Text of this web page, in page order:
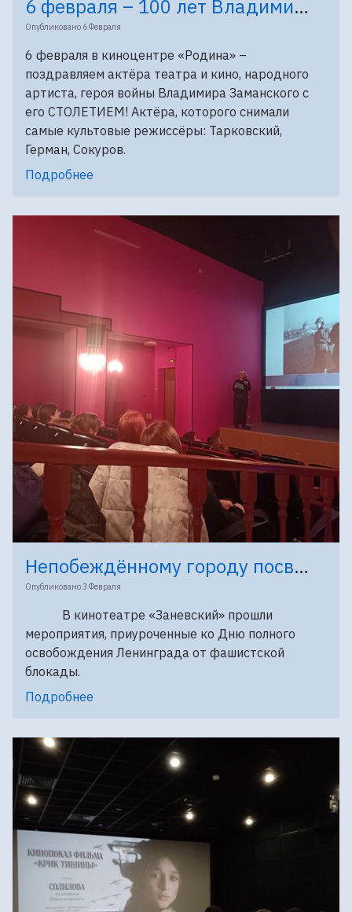
6 февраля – 100 лет Владимиру Заманскому
Опубликовано 6 Февраля
6 февраля в киноцентре «Родина» –
поздравляем актёра театра и кино, народного
артиста, героя войны Владимира Заманского с
его СТОЛЕТИЕМ! Актёра, которого снимали
самые культовые режиссёры: Тарковский,
Герман, Сокуров.
Подробнее
Непобеждённому городу посвящается…
Опубликовано3 Февраля
В кинотеатре «Заневский» прошли
мероприятия, приуроченные ко Дню полного
освобождения Ленинграда от фашистской
блокады.
Подробнее